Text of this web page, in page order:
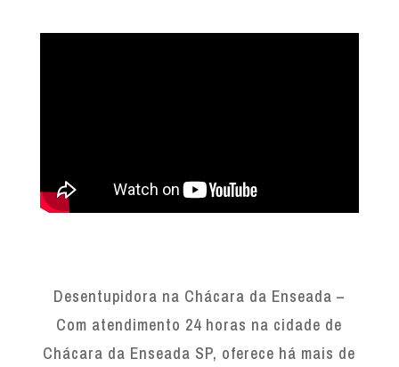
Desentupidora na Chácara da Enseada –
Com atendimento 24 horas na cidade de
Chácara da Enseada SP, oferece há mais de